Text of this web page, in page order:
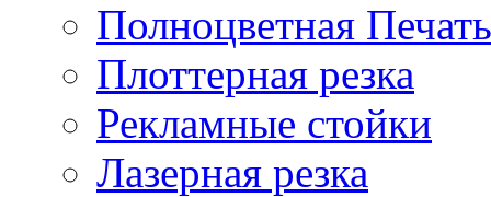
Полноцветная Печать
Плоттерная резка
Рекламные стойки
Лазерная резка